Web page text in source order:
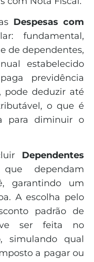
Despesas com
fundamental,
de dependentes,
estabelecido
previdência
pode deduzir até
o que é
para diminuir o
Dependentes
dependam
garantindo um
A escolha pelo
padrão de
ser feita no
simulando qual
a pagar ou